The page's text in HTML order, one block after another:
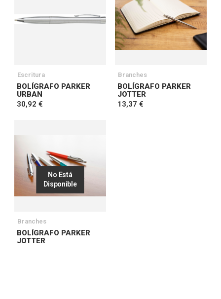
Escritura
BOLÍGRAFO PARKER
URBAN
30,92 €
Branches
BOLÍGRAFO PARKER
JOTTER
13,37 €
No Está
Disponible
Branches
BOLÍGRAFO PARKER
JOTTER